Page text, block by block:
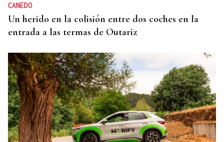
CANEDO
Un herido en la colisión entre dos coches en la
entrada a las termas de Outariz